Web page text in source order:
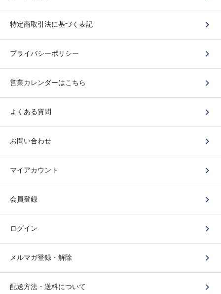
特定商取引法に基づく表記
プライバシーポリシー
営業カレンダーはこちら
よくある質問
お問い合わせ
マイアカウント
会員登録
ログイン
メルマガ登録・解除
配送方法・送料について